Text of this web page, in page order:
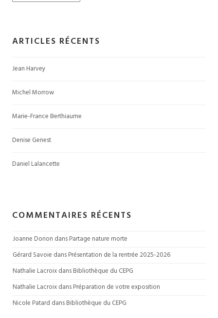
ARTICLES RÉCENTS
Jean Harvey
Michel Morrow
Marie-France Berthiaume
Denise Genest
Daniel Lalancette
COMMENTAIRES RÉCENTS
Joanne Dorion dans Partage nature morte
Gérard Savoie dans Présentation de la rentrée 2025-2026
Nathalie Lacroix dans Bibliothèque du CEPG
Nathalie Lacroix dans Préparation de votre exposition
Nicole Patard dans Bibliothèque du CEPG